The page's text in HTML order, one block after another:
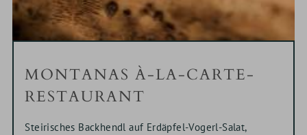
MONTANAS À-LA-CARTE-
RESTAURANT
Steirisches Backhendl auf Erdäpfel-Vogerl-Salat,